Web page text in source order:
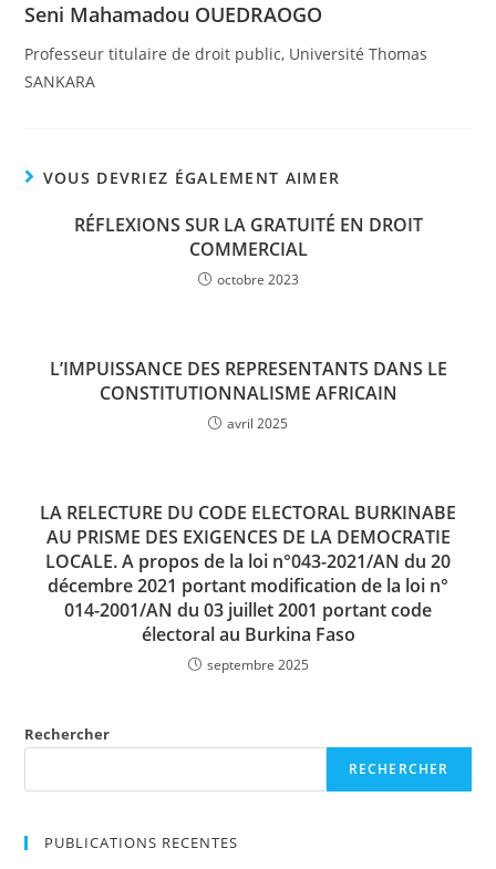
Seni Mahamadou OUEDRAOGO
Professeur titulaire de droit public, Université Thomas
SANKARA
VOUS DEVRIEZ ÉGALEMENT AIMER
RÉFLEXIONS SUR LA GRATUITÉ EN DROIT
COMMERCIAL
octobre 2023
L’IMPUISSANCE DES REPRESENTANTS DANS LE
CONSTITUTIONNALISME AFRICAIN
avril 2025
LA RELECTURE DU CODE ELECTORAL BURKINABE
AU PRISME DES EXIGENCES DE LA DEMOCRATIE
LOCALE. A propos de la loi n°043-2021/AN du 20
décembre 2021 portant modification de la loi n°
014-2001/AN du 03 juillet 2001 portant code
électoral au Burkina Faso
septembre 2025
Rechercher
RECHERCHER
PUBLICATIONS RECENTES